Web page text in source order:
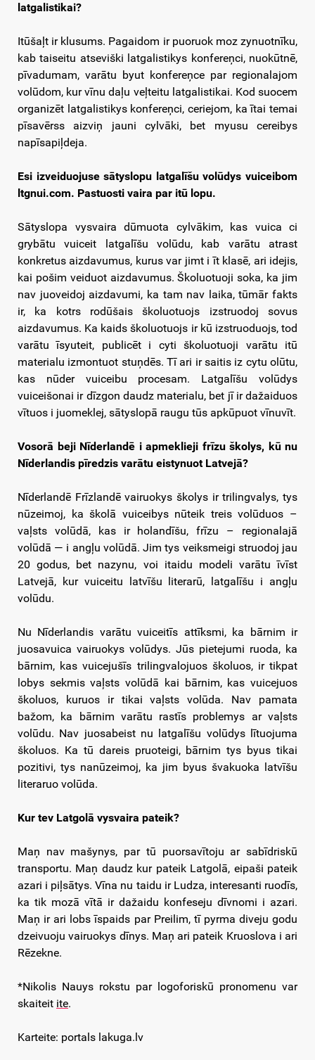
latgalistikai?
Itūšaļt ir klusums. Pagaidom ir puoruok moz zynuotnīku,
kab taiseitu atseviški latgalistikys konfereņci, nuokūtnē,
pīvadumam, varātu byut konfereņce par regionalajom
volūdom, kur vīnu daļu veļteitu latgalistikai. Kod suocem
organizēt latgalistikys konfereņci, ceriejom, ka ītai temai
pīsavērss aizviņ jauni cylvāki, bet myusu cereibys
napīsapiļdeja.
Esi izveiduojuse sātyslopu latgalīšu volūdys vuiceibom
ltgnui.com. Pastuosti vaira par itū lopu.
Sātyslopa vysvaira dūmuota cylvākim, kas vuica ci
grybātu vuiceit latgalīšu volūdu, kab varātu atrast
konkretus aizdavumus, kurus var jimt i īt klasē, ari idejis,
kai pošim veiduot aizdavumus. Školuotuoji soka, ka jim
nav juoveidoj aizdavumi, ka tam nav laika, tūmār fakts
ir, ka kotrs rodūšais školuotuojs izstruodoj sovus
aizdavumus. Ka kaids školuotuojs ir kū izstruoduojs, tod
varātu īsyuteit, publicēt i cyti školuotuoji varātu itū
materialu izmontuot stuņdēs. Tī ari ir saitis iz cytu olūtu,
kas nūder vuiceibu procesam. Latgalīšu volūdys
vuiceišonai ir dīzgon daudz materialu, bet jī ir dažaiduos
vītuos i juomeklej, sātyslopā raugu tūs apkūpuot vīnuvīt.
Vosorā beji Nīderlandē i apmeklieji frīzu školys, kū nu
Nīderlandis pīredzis varātu eistynuot Latvejā?
Nīderlandē Frīzlandē vairuokys školys ir trilingvalys, tys
nūzeimoj, ka školā vuiceibys nūteik treis volūduos –
vaļsts volūdā, kas ir holandīšu, frīzu – regionalajā
volūdā — i angļu volūdā. Jim tys veiksmeigi struodoj jau
20 godus, bet nazynu, voi itaidu modeli varātu īvīst
Latvejā, kur vuiceitu latvīšu literarū, latgalīšu i angļu
volūdu.
Nu Nīderlandis varātu vuiceitīs attīksmi, ka bārnim ir
juosavuica vairuokys volūdys. Jūs pietejumi ruoda, ka
bārnim, kas vuicejušīs trilingvalojuos školuos, ir tikpat
lobys sekmis vaļsts volūdā kai bārnim, kas vuicejuos
školuos, kuruos ir tikai vaļsts volūda. Nav pamata
bažom, ka bārnim varātu rastīs problemys ar vaļsts
volūdu. Nav juosabeist nu latgalīšu volūdys lītuojuma
školuos. Ka tū dareis pruoteigi, bārnim tys byus tikai
pozitivi, tys nanūzeimoj, ka jim byus švakuoka latvīšu
literaruo volūda.
Kur tev Latgolā vysvaira pateik?
Maņ nav mašynys, par tū puorsavītoju ar sabīdriskū
transportu. Maņ daudz kur pateik Latgolā, eipaši pateik
azari i piļsātys. Vīna nu taidu ir Ludza, interesanti ruodīs,
ka tik mozā vītā ir dažaidu konfeseju dīvnomi i azari.
Maņ ir ari lobs īspaids par Preilim, tī pyrma diveju godu
dzeivuoju vairuokys dīnys. Maņ ari pateik Kruoslova i ari
Rēzekne.
*Nikolis Nauys rokstu par logoforiskū pronomenu var
skaiteit ite.
Karteite: portals lakuga.lv